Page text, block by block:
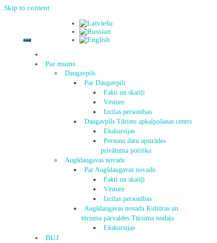
Skip to content
Par mums
Daugavpils
Par Daugavpili
Fakti un skaitļi
Vēsture
Izcilas personības
Daugavpils Tūristu apkalpošanas centrs
Ekskursijas
Personu datu apstrādes
privātuma politika
Augšdaugavas novads
Par Augšdaugavas novadu
Fakti un skaitļi
Vēsture
Izcilas personības
Augšdaugavas novada Kultūras un
tūrisma pārvaldes Tūrisma nodaļa
Ekskursijas
BUJ